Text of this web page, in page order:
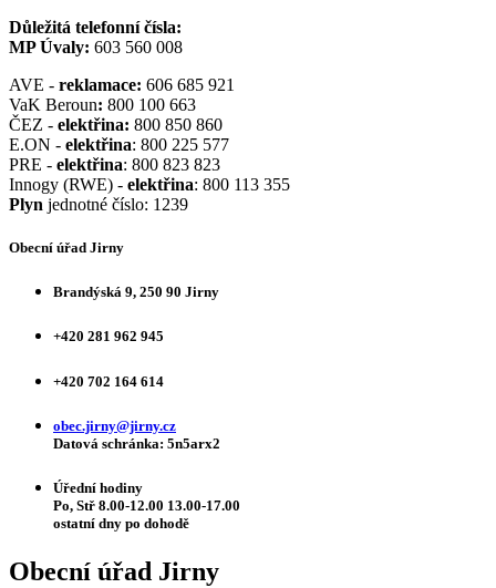
Důležitá telefonní čísla:
MP Úvaly: 603 560 008
AVE - reklamace: 606 685 921
VaK Beroun: 800 100 663
ČEZ - elektřina: 800 850 860
E.ON - elektřina: 800 225 577
PRE - elektřina: 800 823 823
Innogy (RWE) - elektřina: 800 113 355
Plyn jednotné číslo: 1239
Obecní úřad Jirny
Brandýská 9, 250 90 Jirny
+420 281 962 945
+420 702 164 614
obec.jirny@jirny.cz
Datová schránka: 5n5arx2
Úřední hodiny
Po, Stř 8.00-12.00 13.00-17.00
ostatní dny po dohodě
Obecní úřad Jirny